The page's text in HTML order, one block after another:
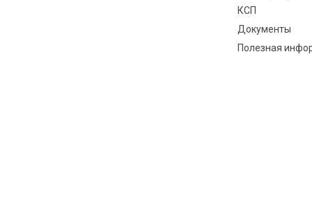
КСП
Документы
Полезная